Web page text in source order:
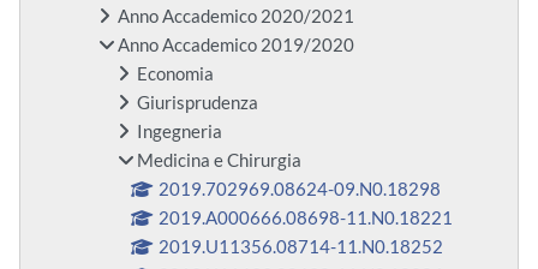
Anno Accademico 2020/2021
Anno Accademico 2019/2020
Economia
Giurisprudenza
Ingegneria
Medicina e Chirurgia
2019.702969.08624-09.N0.18298
2019.A000666.08698-11.N0.18221
2019.U11356.08714-11.N0.18252